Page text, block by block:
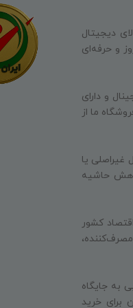
دیجیتال
و حرفه‌ای
و دارای
ما از
یا
حاشیه
کشور
به جایگاه
برای خرید